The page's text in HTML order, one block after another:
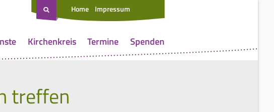
Home Impressum
Kirchenkreis Termine Spenden
treffen